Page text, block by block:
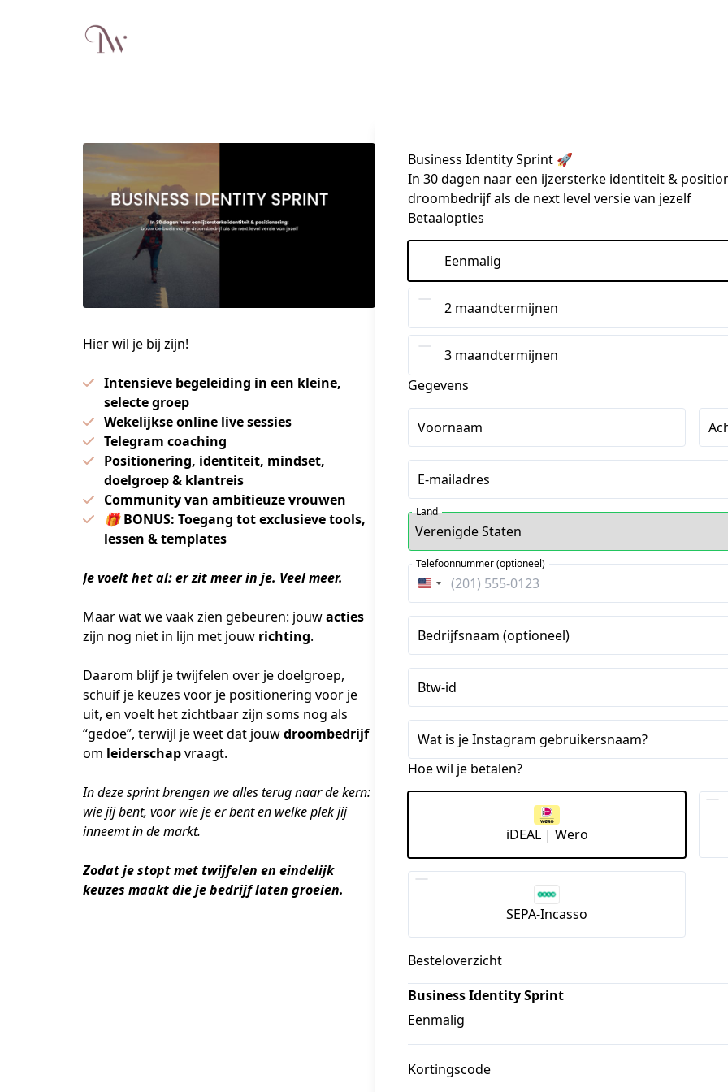
Hier wil je bij zijn!
Intensieve begeleiding in een kleine,
selecte groep
Wekelijkse online live sessies
Telegram coaching
Positionering, identiteit, mindset,
doelgroep & klantreis
Community van ambitieuze vrouwen
🎁BONUS: Toegang tot exclusieve tools,
lessen & templates
Je voelt het al: er zit meer in je. Veel meer.
Maar wat we vaak zien gebeuren: jouw acties
zijn nog niet in lijn met jouw richting.
Daarom blijf je twijfelen over je doelgroep,
schuif je keuzes voor je positionering voor je
uit, en voelt het zichtbaar zijn soms nog als
“gedoe”, terwijl je weet dat jouw droombedrijf
om leiderschap vraagt.
In deze sprint brengen we alles terug naar de kern:
wie jij bent, voor wie je er bent en welke plek jij
inneemt in de markt.
Zodat je stopt met twijfelen en eindelijk
keuzes maakt die je bedrijf laten groeien.
Business Identity Sprint 🚀
In 30 dagen naar een ijzersterke identiteit &
droombedrijf als de next level versie van jezelf
Betaalopties
Eenmalig
2 maandtermijnen
3 maandtermijnen
Gegevens
Voornaam
E-mailadres
Land
Verenigde
Staten
+1
Telefoonnummer (optioneel)
Bedrijfsnaam (optioneel)
Btw-id
Wat is je Instagram gebruikersnaam?
Hoe wil je betalen?
iDEAL | Wero
SEPA-Incasso
Besteloverzicht
Business Identity Sprint
Eenmalig
Kortingscode